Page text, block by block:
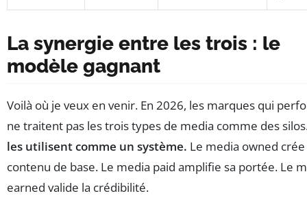
La synergie entre les trois : le
modèle gagnant
Voilà où je veux en venir. En 2026, les marques qui
ne traitent pas les trois types de media comme des
les utilisent comme un système. Le media owned
contenu de base. Le media paid amplifie sa portée. Le
earned valide la crédibilité.